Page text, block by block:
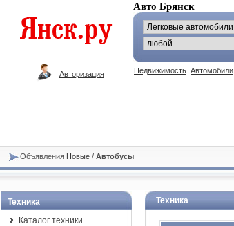
Авто Брянск
Авторизация Недвижимость Автомобили
Объявления Новые / Автобусы
Техника
Каталог техники
Техника